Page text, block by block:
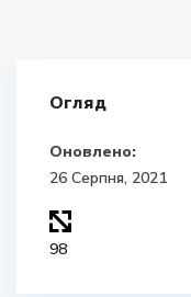
Огляд
Оновлено:
26 Серпня, 2021
98